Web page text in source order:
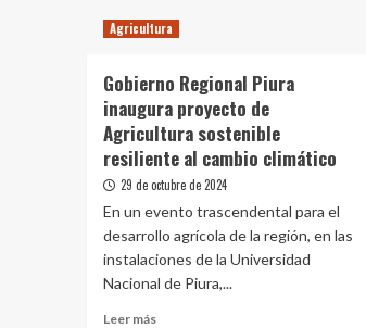
¿Por
qué
capacitaciones
son
esenciales
en
la
industria
agrícola?
te
explica
Agricultura
Gobierno Regional Piura
inaugura proyecto de
Agricultura sostenible
resiliente al cambio climático
29 de octubre de 2024
En un evento trascendental para el
desarrollo agrícola de la región, en las
instalaciones de la Universidad
Nacional de Piura,...
Leer másLeer